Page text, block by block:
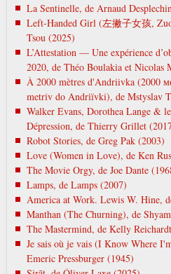
La Sentinelle, de Arnaud
Left-Handed Girl (左撇子女孩,
Tsou (2025)
L’Attestation — Une expérience
2020, de Théo Boulakia et Nicolas
À 2000 mètres d'Andriivka (2000
metrіv do Andrіїvki), de Mstyslav
Walker Evans, Dorothea Lange &
Dépression, de Thierry Grillet
Robot Stories, de Greg Pak (2003)
Love (Women in Love), de Ken
The Movie Orgy, de Joe Dante
Lamps, de Lamps (2007)
America at Work. Lewis W. Hine,
Manthan (The Churning), de
The Mastermind, de Kelly
Je sais où je vais (I Know Where
Emeric Pressburger (1945)